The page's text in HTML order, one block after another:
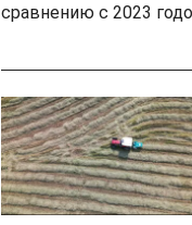
сравнению с 2023